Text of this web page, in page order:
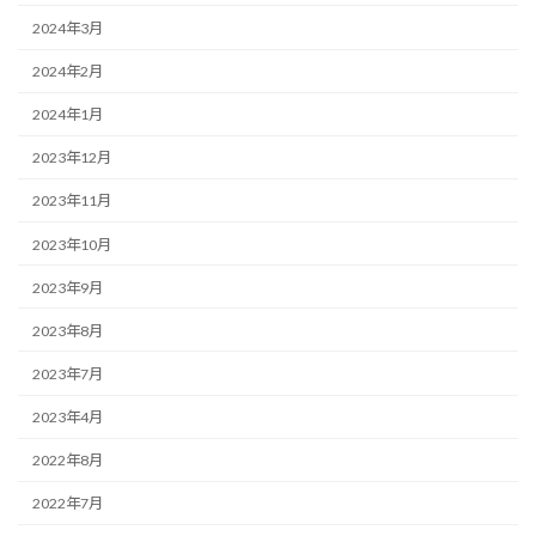
2024年3月
2024年2月
2024年1月
2023年12月
2023年11月
2023年10月
2023年9月
2023年8月
2023年7月
2023年4月
2022年8月
2022年7月